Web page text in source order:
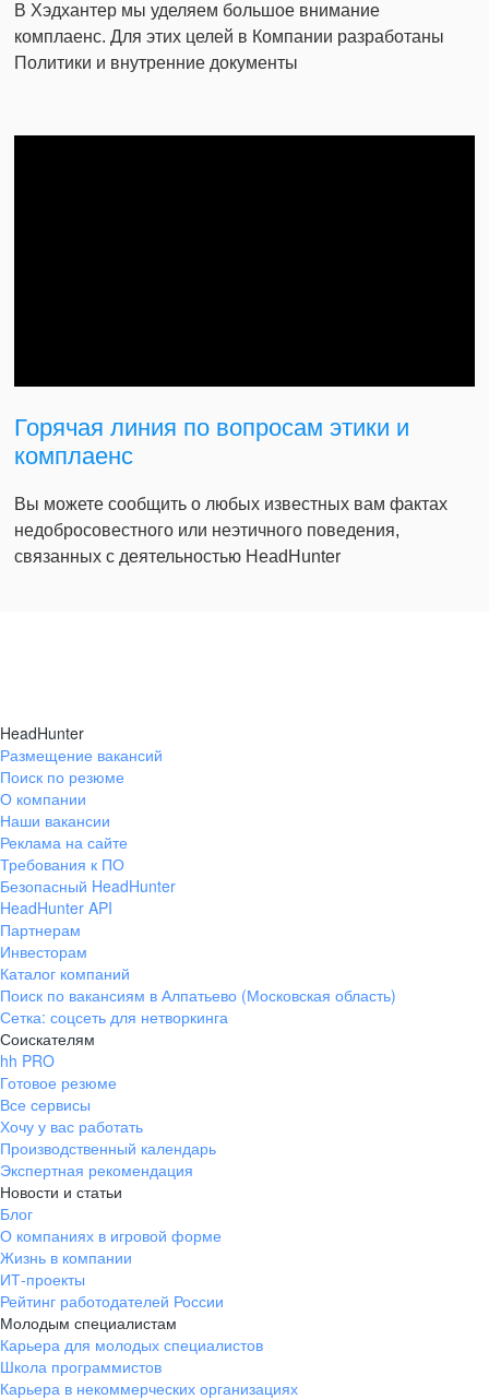
В Хэдхантер мы уделяем большое внимание
комплаенс. Для этих целей в Компании разработаны
Политики и внутренние документы
Горячая линия по вопросам этики и
комплаенс
Вы можете сообщить о любых известных вам фактах
недобросовестного или неэтичного поведения,
связанных с деятельностью HeadHunter
HeadHunter
Размещение вакансий
Поиск по резюме
О компании
Наши вакансии
Реклама на сайте
Требования к ПО
Безопасный HeadHunter
HeadHunter API
Партнерам
Инвесторам
Каталог компаний
Поиск по вакансиям в Алпатьево (Московская область)
Сетка: соцсеть для нетворкинга
Соискателям
hh PRO
Готовое резюме
Все сервисы
Хочу у вас работать
Производственный календарь
Экспертная рекомендация
Новости и статьи
Блог
О компаниях в игровой форме
Жизнь в компании
ИТ-проекты
Рейтинг работодателей России
Молодым специалистам
Карьера для молодых специалистов
Школа программистов
Карьера в некоммерческих организациях